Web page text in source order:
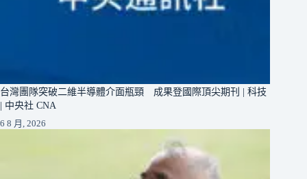
台灣團隊突破二維半導體介面瓶頸 成果登國際頂尖期刊 | 科技
| 中央社 CNA
6 8 月, 2026